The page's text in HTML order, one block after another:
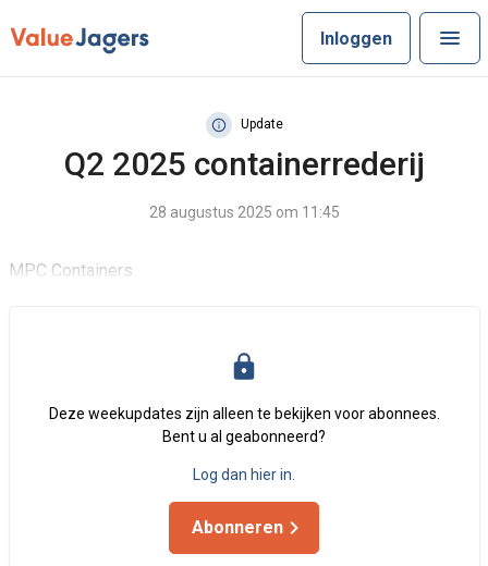
Inloggen
Update
Q2 2025 containerrederij
28 augustus 2025 om 11:45
MPC Containers
Deze weekupdates zijn alleen te bekijken voor abonnees.
Bent u al geabonneerd?
Log dan hier in.
Abonneren